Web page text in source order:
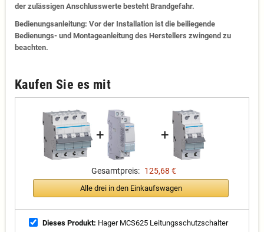
der zulässigen Anschlusswerte besteht Brandgefahr.
Bedienungsanleitung: Vor der Installation ist die beiliegende
Bedienungs- und Montageanleitung des Herstellers zwingend zu
beachten.
Kaufen Sie es mit
+ +
Gesamtpreis: 125,68 €
Alle drei in den Einkaufswagen
Dieses Produkt: Hager MCS625 Leitungsschutzschalter